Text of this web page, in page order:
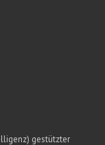
gestützter